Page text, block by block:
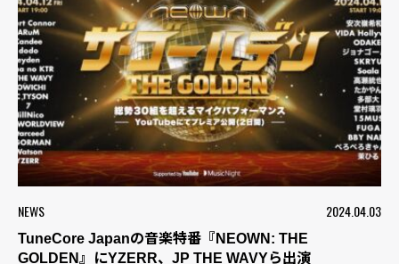
NEWS 2024.04.03
TuneCore Japanの音楽特番『NEOWN: THE
GOLDEN』にYZERR、JP THE WAVYら出演